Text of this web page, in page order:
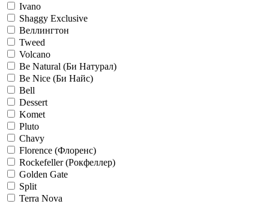
Ivano
Shaggy Exclusive
Веллингтон
Tweed
Volcano
Be Natural (Би Натурал)
Be Nice (Би Найс)
Bell
Dessert
Komet
Pluto
Chavy
Florence (Флоренс)
Rockefeller (Рокфеллер)
Golden Gate
Split
Terra Nova